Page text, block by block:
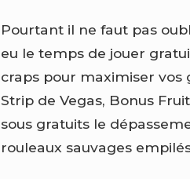
Pourtant il ne faut pas
eu le temps de jouer
craps pour maximiser vos
Strip de Vegas, Bonus
sous gratuits le
rouleaux sauvages